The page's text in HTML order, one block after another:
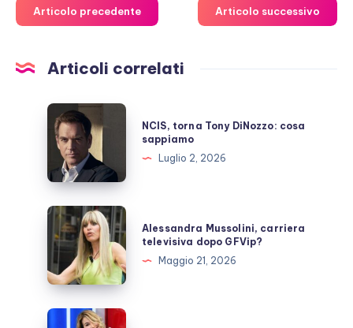
Articolo precedente Articolo successivo
Articoli correlati
NCIS,
torna
Tony
DiNozzo:
cosa
sappiamo
NCIS, torna Tony DiNozzo: cosa
sappiamo
Luglio 2, 2026
Alessandra
Mussolini,
carriera
televisiva
dopo
GFVip?
Alessandra Mussolini, carriera
televisiva dopo GFVip?
Maggio 21, 2026
Barbara